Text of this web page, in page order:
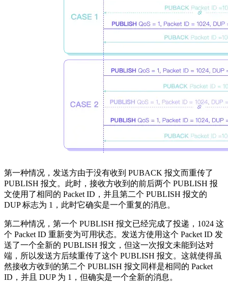
第一种情况，发送方由于没有收到 PUBACK 报文而重传了
PUBLISH 报文。此时，接收方收到的前后两个 PUBLISH 报
文使用了相同的 Packet ID，并且第二个 PUBLISH 报文的
DUP 标志为 1，此时它确实是一个重复的消息。
第二种情况，第一个 PUBLISH 报文已经完成了投递，1024 这
个 Packet ID 重新变为可用状态。发送方使用这个 Packet ID 发
送了一个全新的 PUBLISH 报文，但这一次报文未能到达对
端，所以发送方后续重传了这个 PUBLISH 报文。这就使得虽
然接收方收到的第二个 PUBLISH 报文同样是相同的 Packet
ID，并且 DUP 为 1，但确实是一个全新的消息。